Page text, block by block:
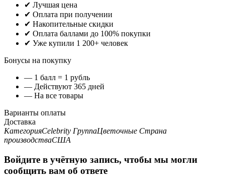
✔ Лучшая цена
✔ Оплата при получении
✔ Накопительные скидки
✔ Оплата баллами до 100% покупки
✔ Уже купили 1 200+ человек
Бонусы на покупку
— 1 балл = 1 рубль
— Действуют 365 дней
— На все товары
Варианты оплаты
Доставка
КатегорияCelebrity ГруппаЦветочные Страна
производстваСША
Войдите в учётную запись, чтобы мы могли
сообщить вам об ответе